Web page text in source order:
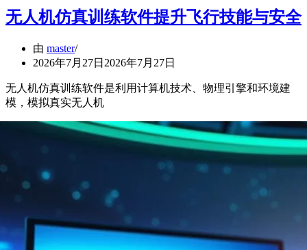
无人机仿真训练软件提升飞行技能与安全
由 master
2026年7月27日 2026年7月27日
无人机仿真训练软件是利用计算机技术、物理引擎和环境建
模，模拟真实无人机